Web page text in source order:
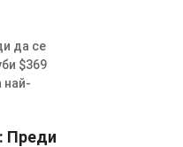
Преди